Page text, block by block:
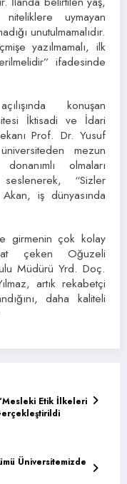
uymayan
unutulmamalıdır.
yazılmamalı, ilk
ifadesinde
konuşan
İktisadi ve İdari
Prof. Dr. Yusuf
mezun
olmaları
“Sizler
iş dünyasında
girmenin çok kolay
çeken Oğuzeli
Müdürü Yrd. Doç.
artık rekabetçi
daha kaliteli
Etik İlkeleri
Üniversitemizde